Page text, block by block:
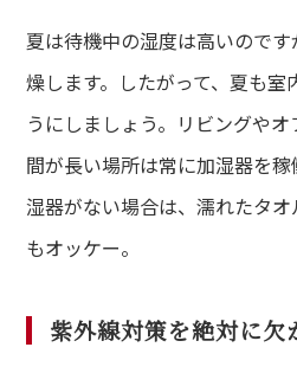
バストアップ・ボディメイクメニ
ャルメニュー
ペーン
夏は待機中の湿度は高いので
燥します。したがって、夏も室
うにしましょう。リビングや
間が長い場所は常に加湿器を
湿器がない場合は、濡れたタ
もオッケー。
紫外線対策を絶対に欠